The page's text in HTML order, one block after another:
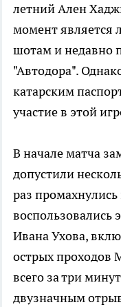
летний Ален
момент является
шотам и недавно
"Автодора".
катарским
участие в этой
В начале матча
допустили
раз
Ивана Ухова,
острых проходов
всего за три
двузначным